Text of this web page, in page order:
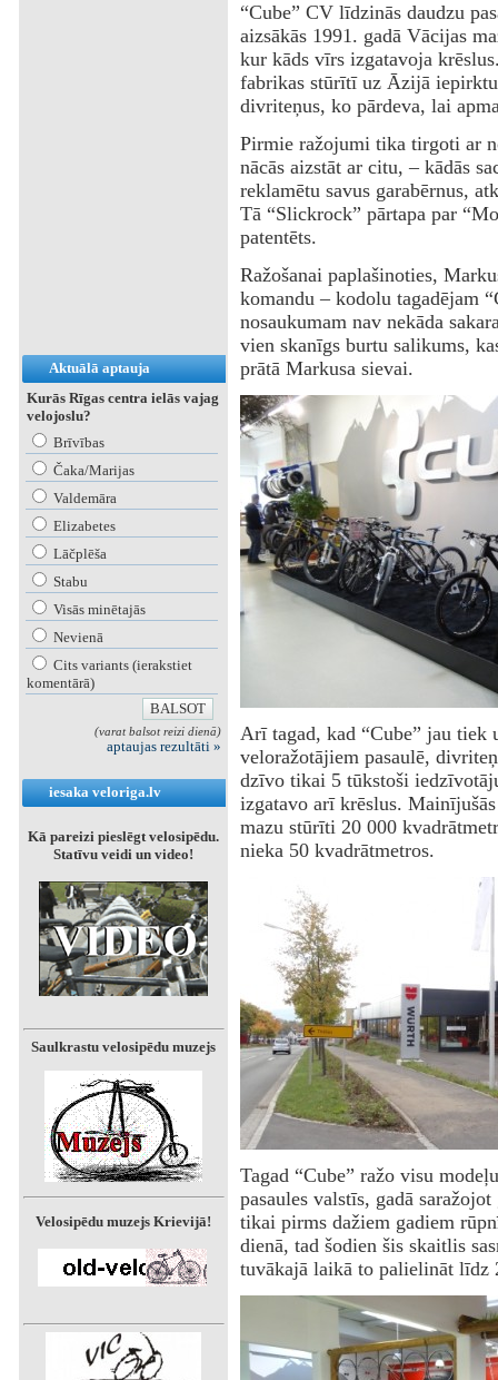
Aktuālā aptauja
Kurās Rīgas centra ielās vajag
velojoslu?
Brīvības
Čaka/Marijas
Valdemāra
Elizabetes
Lāčplēša
Stabu
Visās minētajās
Nevienā
Cits variants (ierakstiet
komentārā)
(varat balsot reizi dienā)
aptaujas rezultāti »
iesaka veloriga.lv
Kā pareizi pieslēgt velosipēdu.
Statīvu veidi un video!
Saulkrastu velosipēdu muzejs
Velosipēdu muzejs Krievijā!
“Cube” CV līdzinās daudzu
aizsākās 1991. gadā Vācijas
kur kāds vīrs izgatavoja
fabrikas stūrītī uz Āzijā
divriteņus, ko pārdeva, lai
Pirmie ražojumi tika tirgoti ar
nācās aizstāt ar citu, – kādās
reklamētu savus garabērnus,
Tā “Slickrock” pārtapa par
patentēts.
Ražošanai paplašinoties,
komandu – kodolu tagadējam
nosaukumam nav nekāda
vien skanīgs burtu salikums,
prātā Markusa sievai.
Arī tagad, kad “Cube” jau tiek
veloražotājiem pasaulē,
dzīvo tikai 5 tūkstoši
izgatavo arī krēslus.
mazu stūrīti 20 000
nieka 50 kvadrātmetros.
Tagad “Cube” ražo visu
pasaules valstīs, gadā
tikai pirms dažiem gadiem
dienā, tad šodien šis skaitlis
tuvākajā laikā to palielināt līdz